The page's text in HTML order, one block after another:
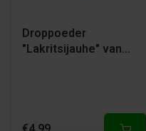
Droppoeder
"Lakritsijauhe" van